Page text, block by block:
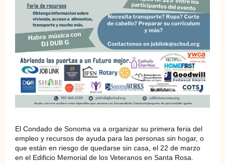
El Condado de Sonoma va a organizar su primera feria del
empleo y recursos de ayuda para las personas sin hogar, o
que están en riesgo de quedarse sin casa, el 22 de marzo
en el Edificio Memorial de los Veteranos en Santa Rosa.